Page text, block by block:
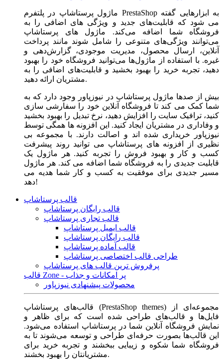
ماژول‌ پرستاشاپ در پلتفرم PrestaShop به ابزارهایی گفته
می شود که قابلیت‌های جدید و ویژگی های اضافی را به
فروشگاه شما اضافه می‌کند. ماژول های پرستاشاپ
می‌توانند ویژگی‌های متنوعی را شامل شوند مانند پرداخت
آنلاین، ارسال محصول، مدیریت موجودی، گزارش‌دهی و
غیره. با استفاده از ماژول‌ها می‌توانید فروشگاه خود را بهبود
دهید، تجربه خرید را بهبود بخشید و قابلیت‌های اضافی را به
مشتریان ارائه دهید.
بیش از صدها ماژول پرستاشاپ در نیوزپاور وجود دارد که به
شما کمک می کند تا فروشگاه آنلاین خود را سفارشی سازی
کنید، ترافیک سایت را افزایش دهید، نرخ تبدیل را بهبود بخشید
و وفاداری در مشتریان ایجاد کنید. این افزونه ها همگی توسط
نیوزپاور خریداری شده اند و اصالت دارند. با مجموعه بی
نظیری از افزونه های پرستاشاپ می توانید روند پیشرفت
کسب و کار و بهبود فروش را تجربه کنید. هر ماژول یک
قابلیت جدیدی را به فروشگاه شما اضافه می کند. هر ماژول
مسیر جدیدی برای موفقیت به کسب و کار شما هدیه می
دهد!
قالب پرستاشاپ
قالب رایگان پرستاشاپ
قالب تجاری پرستاشاپ
قالب ایمیل پرستاشاپ
قالب رایگان پرستاشاپ
قالب آماده پرستاشاپ
طراحی قالب اختصاصی پرستاشاپ
پرفروش ترین قالب های پرستاشاپ
قالب Zone - پر امکانات و جذاب
محصولات پیشنهادی نیوزپاور
قالب‌های پرستاشاپ (PrestaShop themes) مجموعه‌ای از
فایل‌ها و قالب‌های طراحی شده است که برای ظاهر و
نمایش فروشگاه آنلاین شما در پرستاشاپ استفاده می‌شود.
این قالب‌ها بصورت حرفه‌ای طراحی و توسعه می‌شوند تا به
فروشگاه شما شکوه و زیبایی ببخشند و تجربه خرید برای
مشتریانتان را بهبود بخشند.